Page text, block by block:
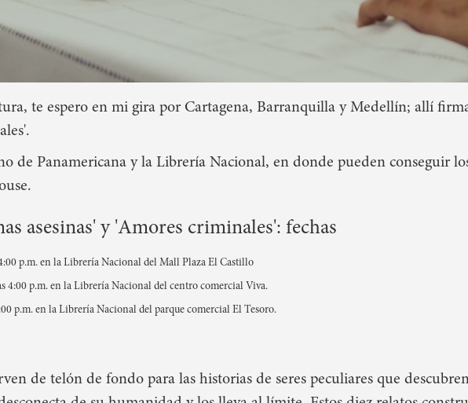
te espero en mi gira por Cartagena, Barranquilla y Medellín; allí
de Panamericana y la Librería Nacional, en donde pueden conseguir
asesinas' y 'Amores criminales': fechas
p.m. en la Librería Nacional del Mall Plaza El Castillo
4:00 p.m. en la Librería Nacional del centro comercial Viva.
p.m. en la Librería Nacional del parque comercial El Tesoro.
de telón de fondo para las historias de seres peculiares que